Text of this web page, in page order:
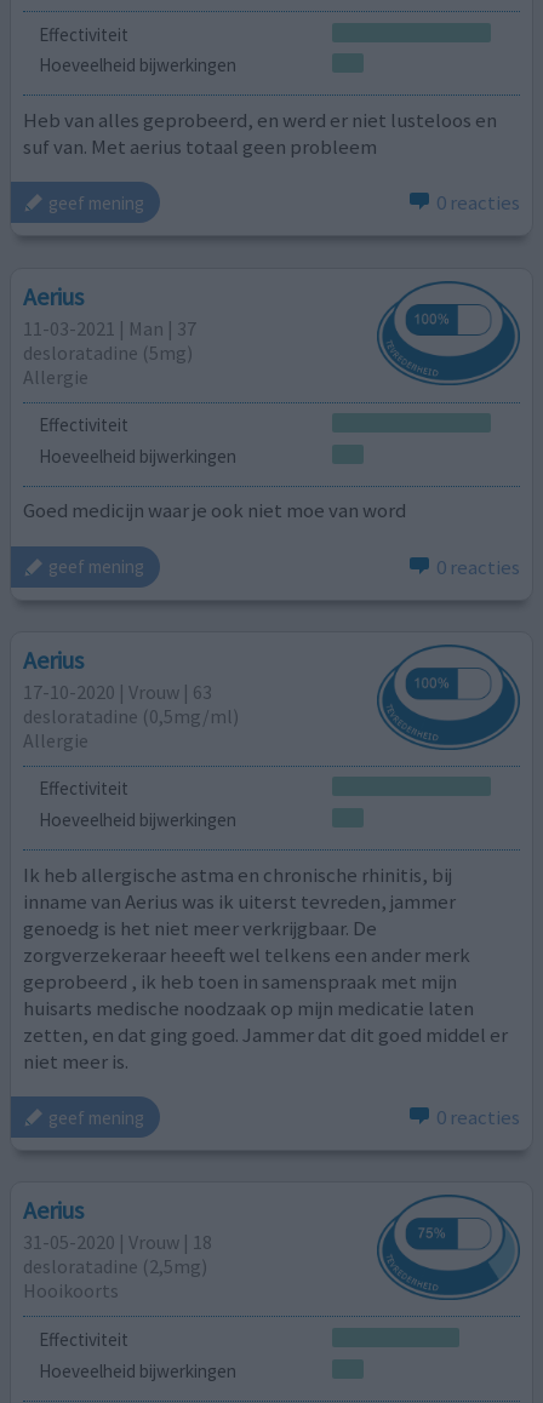
Effectiviteit
Hoeveelheid bijwerkingen
Heb van alles geprobeerd, en werd er niet lusteloos en
suf van. Met aerius totaal geen probleem
geef mening 0 reacties
Aerius
11-03-2021 | Man | 37
desloratadine (5mg)
Allergie
Effectiviteit
Hoeveelheid bijwerkingen
Goed medicijn waar je ook niet moe van word
geef mening 0 reacties
Aerius
17-10-2020 | Vrouw | 63
desloratadine (0,5mg/ml)
Allergie
Effectiviteit
Hoeveelheid bijwerkingen
Ik heb allergische astma en chronische rhinitis, bij
inname van Aerius was ik uiterst tevreden, jammer
genoedg is het niet meer verkrijgbaar. De
zorgverzekeraar heeeft wel telkens een ander merk
geprobeerd , ik heb toen in samenspraak met mijn
huisarts medische noodzaak op mijn medicatie laten
zetten, en dat ging goed. Jammer dat dit goed middel er
niet meer is.
geef mening 0 reacties
Aerius
31-05-2020 | Vrouw | 18
desloratadine (2,5mg)
Hooikoorts
Effectiviteit
Hoeveelheid bijwerkingen